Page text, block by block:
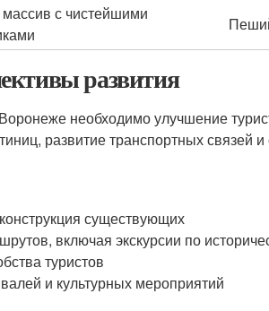
с чистейшими
развития
необходимо улучшение
развитие транспортных связей
существующих
включая экскурсии по
туристов
и культурных мероприятий